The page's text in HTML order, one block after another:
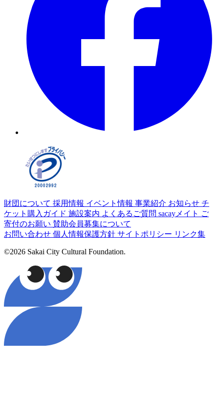
財団について 採用情報 イベント情報 事業紹介 お知らせ チ
ケット購入ガイド 施設案内 よくあるご質問 sacayメイト ご
寄付のお願い 賛助会員募集について
お問い合わせ 個人情報保護方針 サイトポリシー リンク集
©2026 Sakai City Cultural Foundation.